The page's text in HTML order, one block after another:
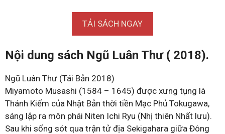
TẢI SÁCH NGAY
Nội dung sách Ngũ Luân Thư ( 2018).
Ngũ Luân Thư (Tái Bản 2018)
Miyamoto Musashi (1584 – 1645) được xưng tụng là
Thánh Kiếm của Nhật Bản thời tiền Mạc Phủ Tokugawa,
sáng lập ra môn phái Niten Ichi Ryu (Nhị thiên Nhất lưu).
Sau khi sống sót qua trận tử địa Sekigahara giữa Đông